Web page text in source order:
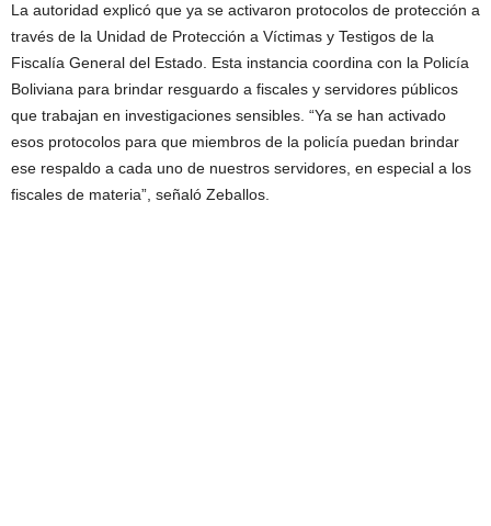
La autoridad explicó que ya se activaron protocolos de protección a
través de la Unidad de Protección a Víctimas y Testigos de la
Fiscalía General del Estado. Esta instancia coordina con la Policía
Boliviana para brindar resguardo a fiscales y servidores públicos
que trabajan en investigaciones sensibles. “Ya se han activado
esos protocolos para que miembros de la policía puedan brindar
ese respaldo a cada uno de nuestros servidores, en especial a los
fiscales de materia”, señaló Zeballos.